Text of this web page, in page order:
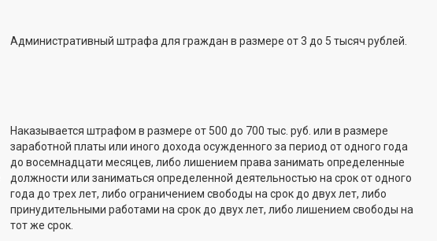
Административный штрафа для граждан в размере от 3 до 5 тысяч рублей.
Наказывается штрафом в размере от 500 до 700 тыс. руб. или в размере
заработной платы или иного дохода осужденного за период от одного года
до восемнадцати месяцев, либо лишением права занимать определенные
должности или заниматься определенной деятельностью на срок от одного
года до трех лет, либо ограничением свободы на срок до двух лет, либо
принудительными работами на срок до двух лет, либо лишением свободы на
тот же срок.